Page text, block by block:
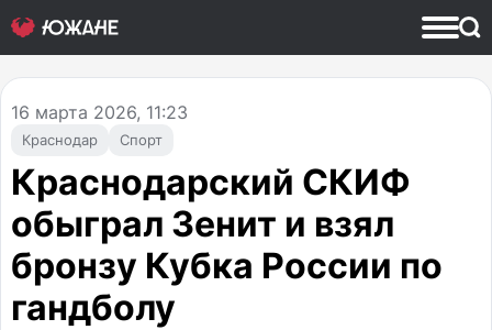
Краснодар Спорт
16 марта 2026, 11:23
Краснодарский СКИФ
обыграл Зенит и взял
бронзу Кубка России по
гандболу